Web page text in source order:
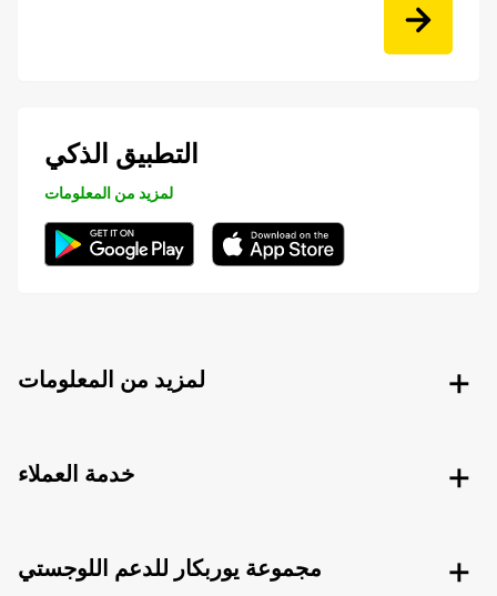
التطبيق الذكي
لمزيد من المعلومات
لمزيد من المعلومات
خدمة العملاء
مجموعة يوربكار للدعم اللوجستي